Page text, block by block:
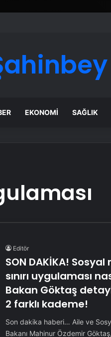
EKONOMI SAĞLIK
Editör
SON DAKİKA!
sınırı uygulaması
Bakan Göktaş
2 farklı kademe!
Son dakika haberi… Aile ve
Bakanı Mahinur Özdemir